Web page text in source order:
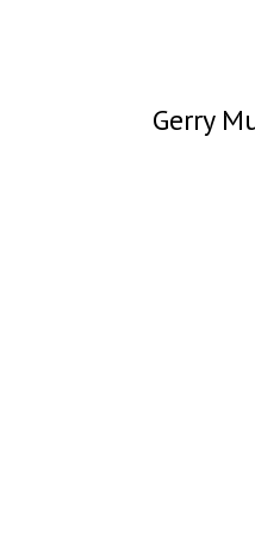
Gerry